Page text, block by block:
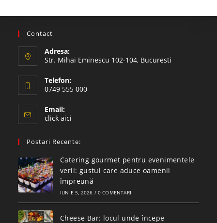
Contact
Adresa:
Str. Mihai Eminescu 102-104, Bucuresti
Telefon:
0749 555 000
in
your
Email:
click aici
application
Postari Recente:
Catering gourmet pentru evenimentele
verii: gustul care aduce oamenii
împreună
IUNIE 5, 2026 / 0 COMENTARII
Cheese Bar: locul unde începe